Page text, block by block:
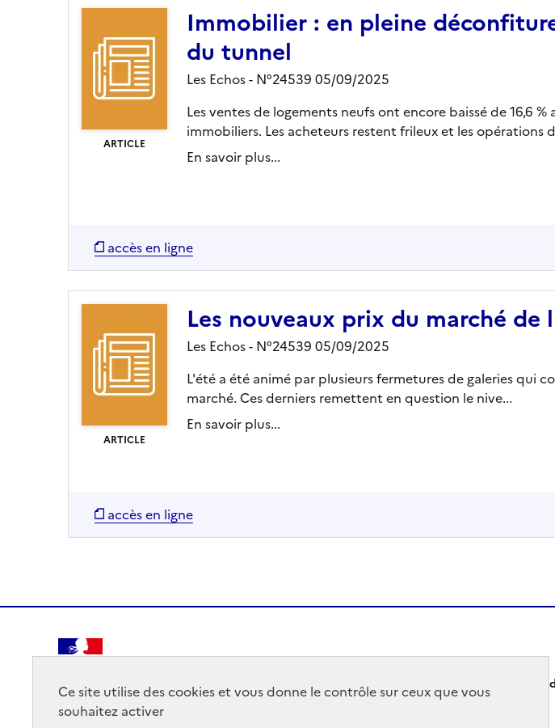
Ce site utilise des cookies et vous donne le contrôle sur ceux que vous
souhaitez activer
ARTICLE
Immobilier : en pleine
du tunnel
Les Echos - N°24539 05/09/2025
Les ventes de logements neufs ont encore baissé de 16,6
immobiliers. Les acheteurs restent frileux et les opérations
En savoir plus...
accès en ligne
ARTICLE
Les nouveaux prix du marché
Les Echos - N°24539 05/09/2025
L'été a été animé par plusieurs fermetures de galeries qui
marché. Ces derniers remettent en question le nive...
En savoir plus...
accès en ligne
FRANÇAISE